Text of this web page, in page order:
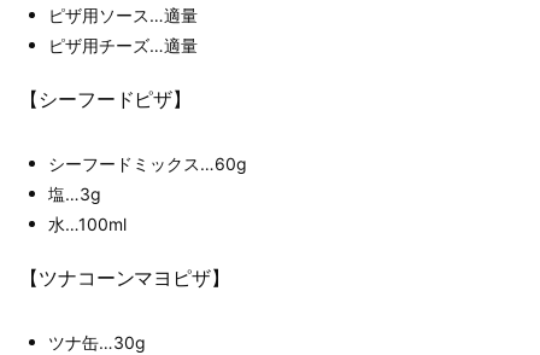
ピザ用ソース…適量
ピザ用チーズ…適量
【シーフードピザ】
シーフードミックス…60g
塩…3g
水…100ml
【ツナコーンマヨピザ】
ツナ缶…30g